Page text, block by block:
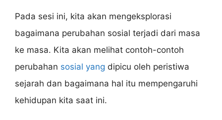
Pada sesi ini, kita akan mengeksplorasi
bagaimana perubahan sosial terjadi dari masa
ke masa. Kita akan melihat contoh-contoh
perubahan sosial yang dipicu oleh peristiwa
sejarah dan bagaimana hal itu mempengaruhi
kehidupan kita saat ini.